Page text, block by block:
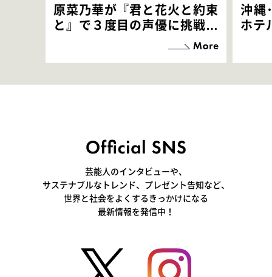
原菜乃華が『君と花火と約束
と』で３度目の声優に挑戦！
「お邪魔させてもらっている
感覚ですが､お芝居に没頭で
沖縄
ホテ
芸能人のインタビューや、
サステナブルなトレンド、プレゼント告知など、
世界と社会をよくするきっかけになる
最新情報を発信中！